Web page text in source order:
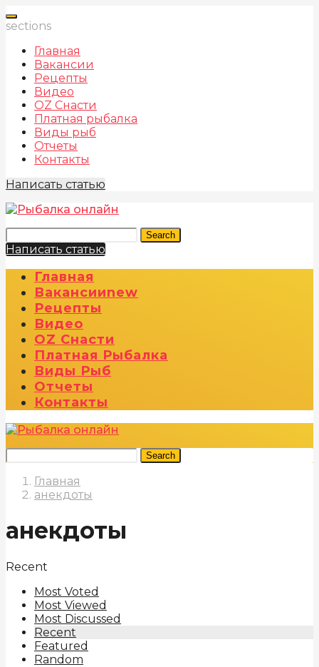
sections
Главная
Вакансии
Рецепты
Видео
OZ Снасти
Платная рыбалка
Виды рыб
Отчеты
Контакты
Написать статью
Search
Написать статью
Главная
ВакансииNew
Рецепты
Видео
OZ Снасти
Платная Рыбалка
Виды Рыб
Отчеты
Контакты
Search
Главная
анекдоты
анекдоты
Recent
Most Voted
Most Viewed
Most Discussed
Recent
Featured
Random